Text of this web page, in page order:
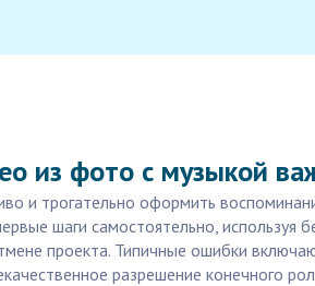
из фото с музыкой
и трогательно оформить
шаги самостоятельно, используя
проекта. Типичные ошибки
разрешение